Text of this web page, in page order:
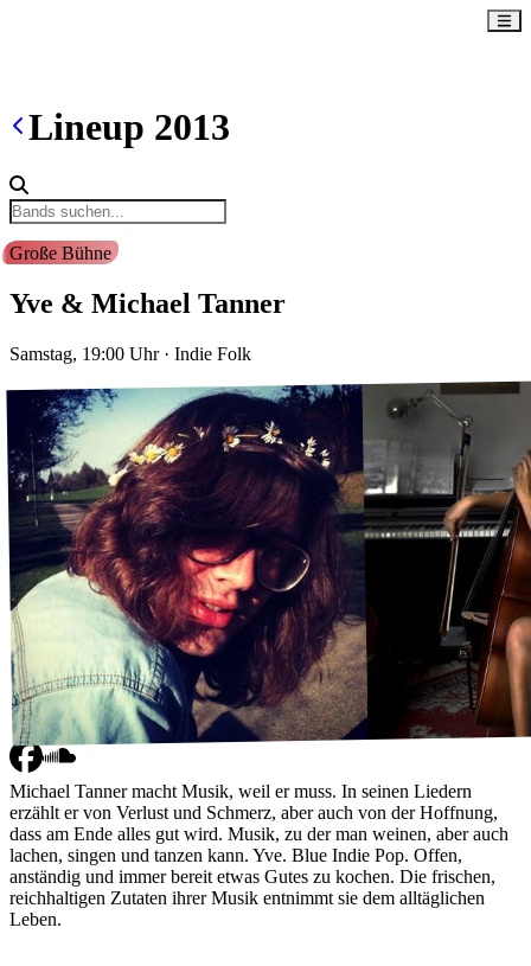
Lineup 2013
Große Bühne
Yve & Michael Tanner
Samstag, 19:00 Uhr· Indie Folk
Michael Tanner macht Musik, weil er muss. In seinen Liedern
erzählt er von Verlust und Schmerz, aber auch von der Hoffnung,
dass am Ende alles gut wird. Musik, zu der man weinen, aber auch
lachen, singen und tanzen kann. Yve. Blue Indie Pop. Offen,
anständig und immer bereit etwas Gutes zu kochen. Die frischen,
reichhaltigen Zutaten ihrer Musik entnimmt sie dem alltäglichen
Leben.